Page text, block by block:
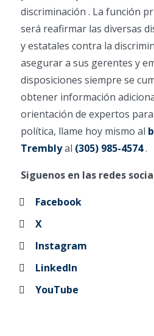
discriminación . La función
será reafirmar las diversas
y estatales contra la
asegurar a sus gerentes y
disposiciones siempre se
obtener información
orientación de expertos
política, llame hoy mismo al
Tremblyal (305) 985-4574.
Siguenos en las redes
Facebook
X
Instagram
LinkedIn
YouTube